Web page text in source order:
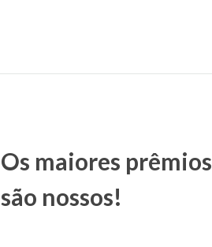
Os maiores prêmios
são nossos!